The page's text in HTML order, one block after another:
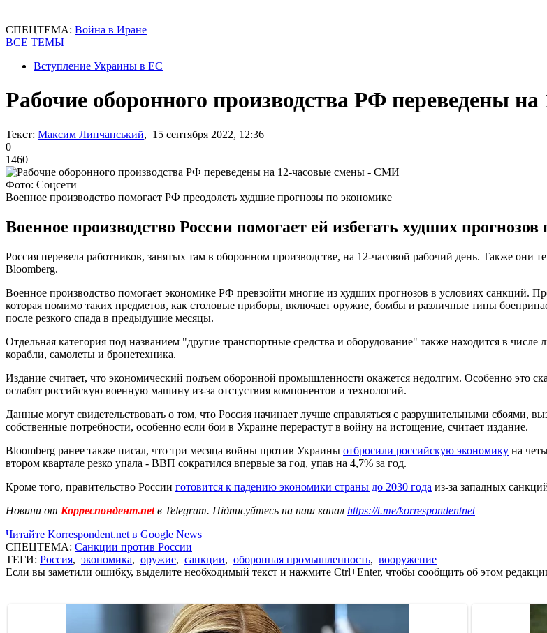
СПЕЦТЕМА: Война в Иране
ВСЕ ТЕМЫ
Вступление Украины в ЕС
Рабочие оборонного производства РФ переведены
Текст: Максим Липчанський, 15 сентября 2022, 12:36
0
1460
Фото: Соцсети
Военное производство помогает РФ преодолеть худшие прогнозы по экономике
Военное производство России помогает ей избегать худших
Россия перевела работников, занятых там в оборонном производстве, на 12-часовой рабочий день. Также они
Bloomberg.
Военное производство помогает экономике РФ превзойти многие из худших прогнозов в условиях санкций.
которая помимо таких предметов, как столовые приборы, включает оружие, бомбы и различные типы
после резкого спада в предыдущие месяцы.
Отдельная категория под названием "другие транспортные средства и оборудование" также находится в
корабли, самолеты и бронетехника.
Издание считает, что экономический подъем оборонной промышленности окажется недолгим. Особенно это
ослабят российскую военную машину из-за отстуствия компонентов и технологий.
Данные могут свидетельствовать о том, что Россия начинает лучше справляться с разрушительными сбоями,
собственные потребности, особенно если бои в Украине перерастут в войну на истощение, считает издание.
Bloomberg ранее также писал, что три месяца войны против Украины отбросили российскую экономику на
втором квартале резко упала - ВВП сократился впервые за год, упав на 4,7% за год.
Кроме того, правительство России готовится к падению экономики страны до 2030 года из-за западных
Новини от Корреспондент.netв Telegram. Підписуйтесь на наш канал https://t.me/korrespondentnet
Читайте Korrespondent.net в Google News
СПЕЦТЕМА: Санкции против России
ТЕГИ: Россия, экономика, оружие, санкции, оборонная промышленность, вооружение
Если вы заметили ошибку, выделите необходимый текст и нажмите Ctrl+Enter, чтобы сообщить об этом